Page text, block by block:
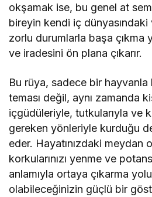
okşamak ise, bu genel at
bireyin kendi iç
zorlu durumlarla başa çıkma
ve iradesini ön plana çıkarır.
Bu rüya, sadece bir
teması değil, aynı zamanda
içgüdüleriyle, tutkularıyla ve
gereken yönleriyle kurduğu
eder. Hayatınızdaki meydan
korkularınızı yenme ve
anlamıyla ortaya çıkarma
olabileceğinizin güçlü bir